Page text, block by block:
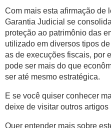
Com mais esta afirmação de
Garantia Judicial se
proteção ao patrimônio das
utilizado em diversos tipos
as de execuções fiscais, por
pode ser mais do que
ser até mesmo estratégica.
E se você quiser conhecer
deixe de visitar outros
Quer entender mais sobre